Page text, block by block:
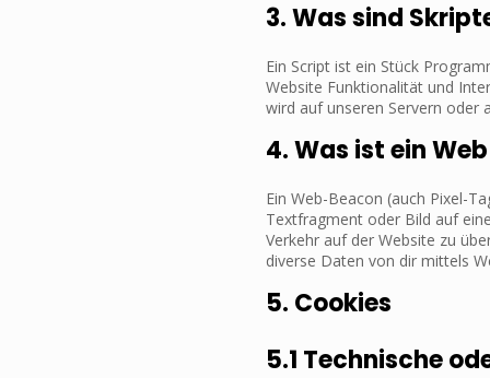
3. Was sind
Ein Script ist ein Stück
Website Funktionalität und
wird auf unseren Servern oder
4. Was ist ein
Ein Web-Beacon (auch Pixel-
Textfragment oder Bild auf
Verkehr auf der Website zu
diverse Daten von dir mittels
5. Cookies
5.1 Technische